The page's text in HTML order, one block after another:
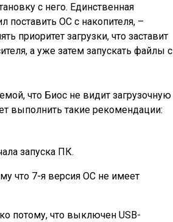
с него. Единственная
поставить ОС с накопителя, –
приоритет загрузки, что заставит
а уже затем запускать файлы с
что Биос не видит загрузочную
выполнить такие рекомендации:
запуска ПК.
что 7-я версия ОС не имеет
потому, что выключен USB-